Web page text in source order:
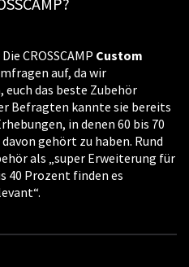
CROSSCAMP Custom
auf, da wir
das beste Zubehör
Befragten kannte sie bereits
in denen 60 bis 70
gehört zu haben. Rund
als „super Erweiterung für
40 Prozent finden es